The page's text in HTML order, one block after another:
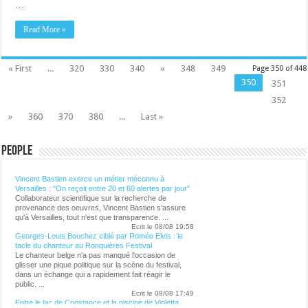
…
Read More »
Page 350 of 448
« First ... 320 330 340 « 348
349
350
351
352
»
360 370 380 ... Last »
PeopleLalibre.be - CULTURE
Versailles : "On reçoit entre 20 et 60 alertes par jour"
Collaborateur scientifique sur la recherche de
provenance des oeuvres, Vincent Bastien s'assure
qu'à Versailles, tout n'est que transparence. ...
Ecrit le 08/08 19:58
Georges-Louis Bouchez ciblé par Roméo Elvis : le
tacle du chanteur au Ronquières Festival
Le chanteur belge n'a pas manqué l'occasion de
glisser une pique politique sur la scène du festival,
dans un échange qui a rapidement fait réagir le
public. ...
Entre le lac de Constance et la piscine de Violetta
Ecrit le 08/08 15:52